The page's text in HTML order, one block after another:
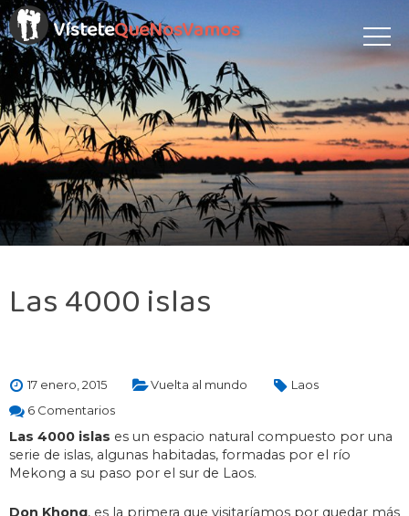
VísteteQueNosVamos
Las 4000 islas
17 enero, 2015 Vuelta al mundo
Laos
6 Comentarios
Las 4000 islas es un espacio natural compuesto por una
serie de islas, algunas habitadas, formadas por el río
Mekong a su paso por el sur de Laos.
Don Khong, es la primera que visitaríamos por quedar más